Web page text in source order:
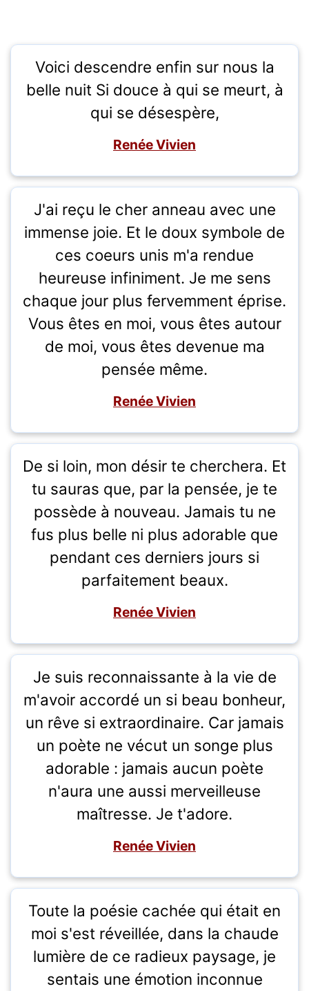
Voici descendre enfin sur nous la
belle nuit Si douce à qui se meurt, à
qui se désespère,
Renée Vivien
J'ai reçu le cher anneau avec une
immense joie. Et le doux symbole de
ces coeurs unis m'a rendue
heureuse infiniment. Je me sens
chaque jour plus fervemment éprise.
Vous êtes en moi, vous êtes autour
de moi, vous êtes devenue ma
pensée même.
Renée Vivien
De si loin, mon désir te cherchera. Et
tu sauras que, par la pensée, je te
possède à nouveau. Jamais tu ne
fus plus belle ni plus adorable que
pendant ces derniers jours si
parfaitement beaux.
Renée Vivien
Je suis reconnaissante à la vie de
m'avoir accordé un si beau bonheur,
un rêve si extraordinaire. Car jamais
un poète ne vécut un songe plus
adorable : jamais aucun poète
n'aura une aussi merveilleuse
maîtresse. Je t'adore.
Renée Vivien
Toute la poésie cachée qui était en
moi s'est réveillée, dans la chaude
lumière de ce radieux paysage, je
sentais une émotion inconnue